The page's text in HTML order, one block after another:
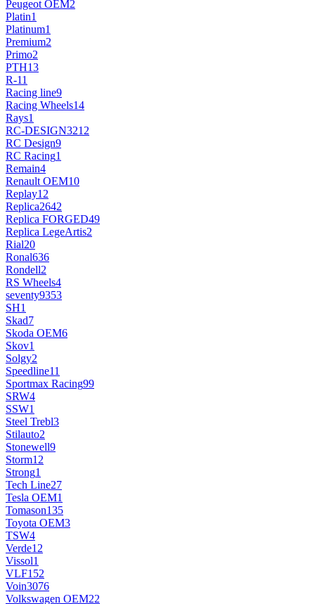
Peugeot OEM2
Platin1
Platinum1
Premium2
Primo2
PTH13
R-11
Racing line9
Racing Wheels14
Rays1
RC-DESIGN3212
RC Design9
RC Racing1
Remain4
Renault OEM10
Replay12
Replica2642
Replica FORGED49
Replica LegeArtis2
Rial20
Ronal636
Rondell2
RS Wheels4
seventy9353
SH1
Skad7
Skoda OEM6
Skov1
Solgy2
Speedline11
Sportmax Racing99
SRW4
SSW1
Steel Trebl3
Stilauto2
Stonewell9
Storm12
Strong1
Tech Line27
Tesla OEM1
Tomason135
Toyota OEM3
TSW4
Verde12
Vissol1
VLF152
Voin3076
Volkswagen OEM22